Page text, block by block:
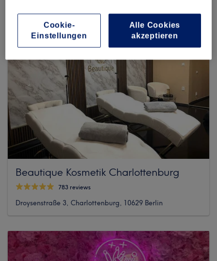
Beautique Kosmetik Charlottenburg
783 reviews
Droysenstraße 3, Charlottenburg, 10629 Berlin
Cookie-
Einstellungen
Alle Cookies
akzeptieren